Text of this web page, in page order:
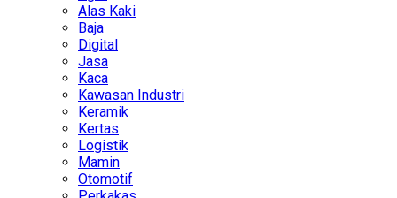
Alas Kaki
Baja
Digital
Jasa
Kaca
Kawasan Industri
Keramik
Kertas
Logistik
Mamin
Otomotif